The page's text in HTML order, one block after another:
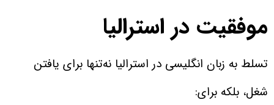
موفقیت در استرالیا
تسلط به زبان انگلیسی در استرالیا نه‌تنها برای یافتن
شغل، بلکه برای: